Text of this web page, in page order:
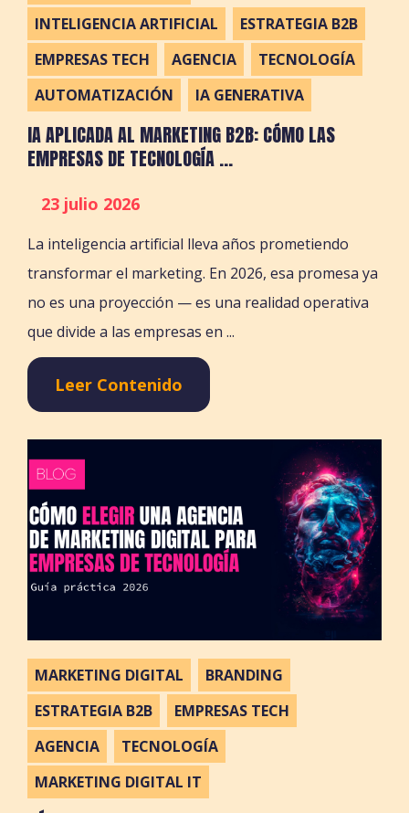
INTELIGENCIA ARTIFICIAL
ESTRATEGIA B2B
EMPRESAS TECH
AGENCIA
TECNOLOGÍA
AUTOMATIZACIÓN
IA GENERATIVA
IA APLICADA AL MARKETING B2B: CÓMO LAS
EMPRESAS DE TECNOLOGÍA ...
23 julio 2026
La inteligencia artificial lleva años prometiendo
transformar el marketing. En 2026, esa promesa ya
no es una proyección — es una realidad operativa
que divide a las empresas en ...
Leer Contenido
MARKETING DIGITAL
BRANDING
ESTRATEGIA B2B
EMPRESAS TECH
AGENCIA
TECNOLOGÍA
MARKETING DIGITAL IT